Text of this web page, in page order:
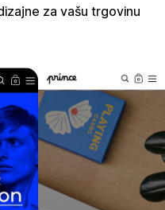
za vašu trgovinu